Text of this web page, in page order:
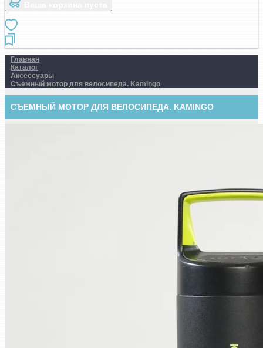
Главная
Каталог
Аксессуары
Съемный мотор для велосипеда. Kamingo
СЪЕМНЫЙ МОТОР ДЛЯ ВЕЛОСИПЕДА. KAMINGO